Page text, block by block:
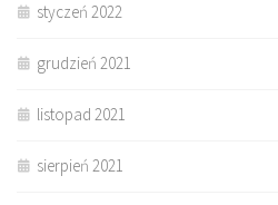
styczeń 2022
grudzień 2021
listopad 2021
sierpień 2021